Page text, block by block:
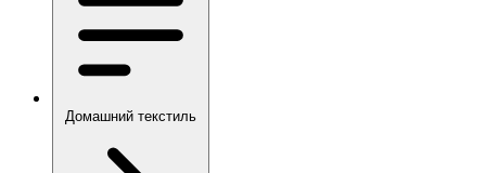
Домашний текстиль